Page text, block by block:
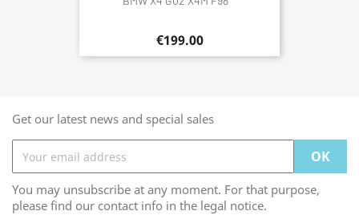
€199.00
Get our latest news and special sales
You may unsubscribe at any moment. For that purpose,
please find our contact info in the legal notice.